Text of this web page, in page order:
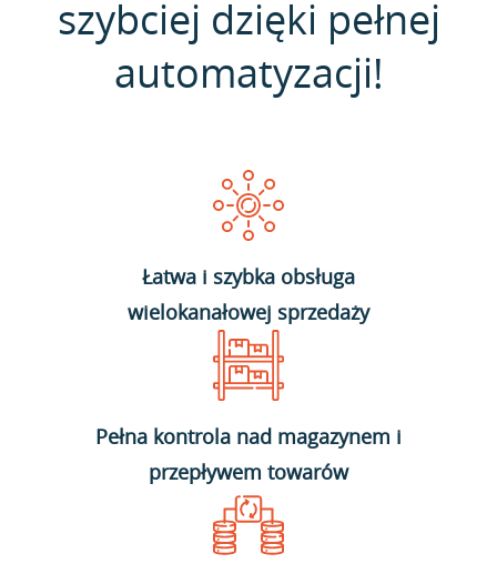
szybciej dzięki pełnej
automatyzacji!
Łatwa i szybka obsługa
wielokanałowej sprzedaży
Pełna kontrola nad magazynem i
przepływem towarów